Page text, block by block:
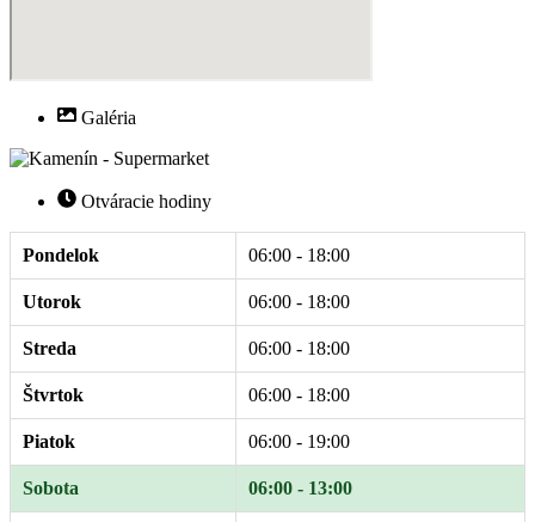
Galéria
Otváracie hodiny
Pondelok 06:00 - 18:00
Utorok 06:00 - 18:00
Streda 06:00 - 18:00
Štvrtok 06:00 - 18:00
Piatok 06:00 - 19:00
Sobota 06:00 - 13:00